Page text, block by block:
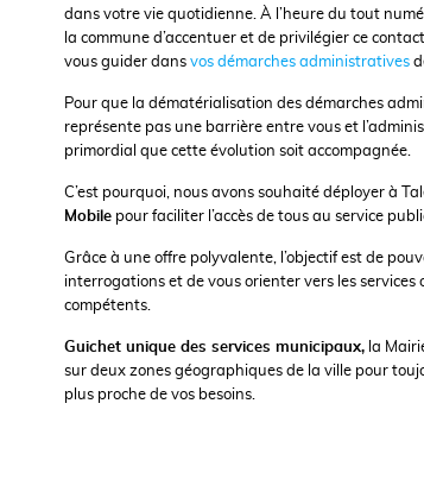
dans votre vie quotidienne. À l’heure du tout
la commune d’accentuer et de privilégier ce
vous guider dansvos démarches administratives
Pour que la dématérialisation des démarches
représente pas une barrière entre vous et
primordial que cette évolution soit accompagnée.
C’est pourquoi, nous avons souhaité déployer à
Mobile pour faciliter l’accès de tous au service
Grâce à une offre polyvalente, l’objectif est de
interrogations et de vous orienter vers les services
compétents.
Guichet unique des services municipaux, la
sur deux zones géographiques de la ville pour
plus proche de vos besoins.